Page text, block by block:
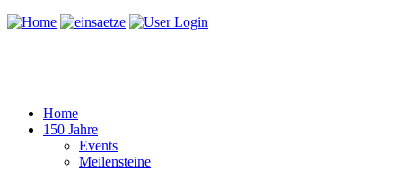
Home
150 Jahre
Events
Meilensteine